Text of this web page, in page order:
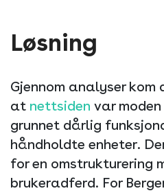
Løsning
Gjennom analyser kom
at nettsiden var
grunnet dårlig
håndholdte enheter.
for en omstrukturering
brukeradferd. For